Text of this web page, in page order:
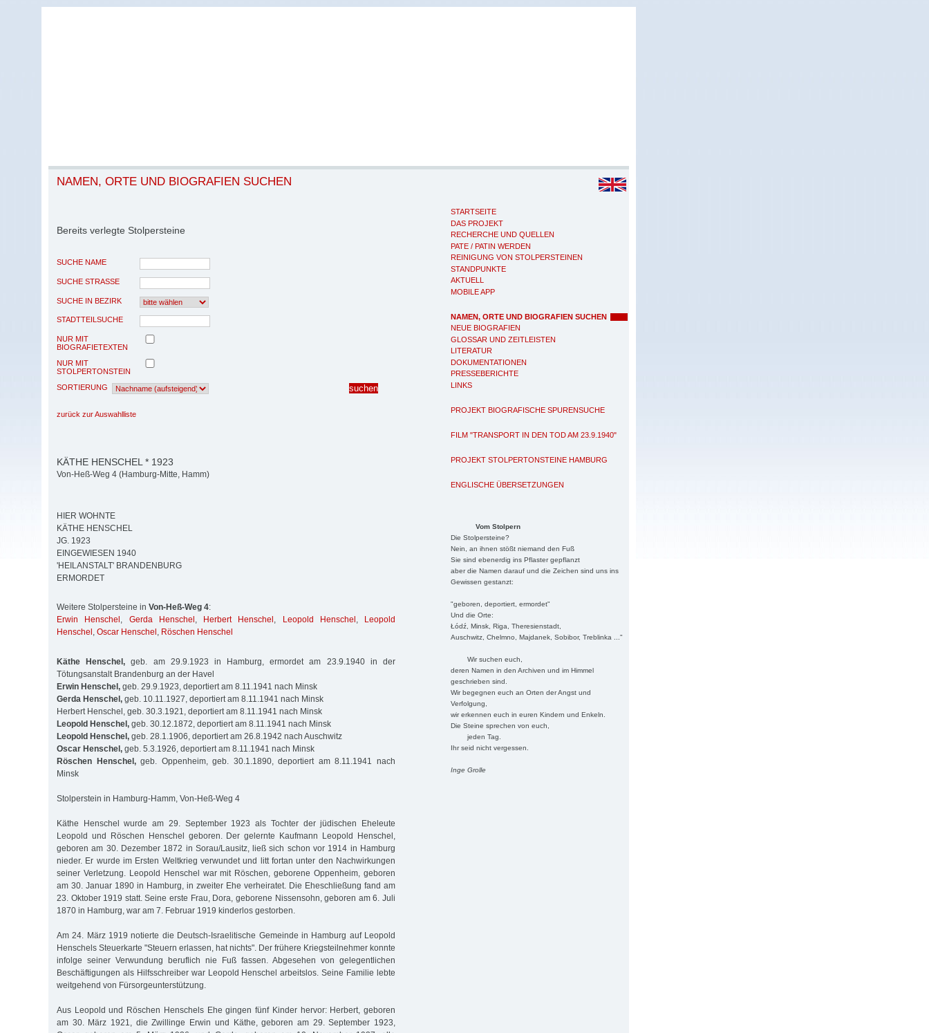
STARTSEITE
DAS PROJEKT
RECHERCHE UND QUELLEN
PATE / PATIN WERDEN
REINIGUNG VON STOLPERSTEINEN
STANDPUNKTE
AKTUELL
MOBILE APP
NAMEN, ORTE UND BIOGRAFIEN SUCHEN
NEUE BIOGRAFIEN
GLOSSAR UND ZEITLEISTEN
LITERATUR
DOKUMENTATIONEN
PRESSEBERICHTE
LINKS
PROJEKT BIOGRAFISCHE SPURENSUCHE
FILM "TRANSPORT IN DEN TOD AM 23.9.1940"
PROJEKT STOLPERTONSTEINE HAMBURG
ENGLISCHE ÜBERSETZUNGEN
Vom Stolpern
Die Stolpersteine?
Nein, an ihnen stößt niemand den Fuß
Sie sind ebenerdig ins Pflaster gepflanzt
aber die Namen darauf und die Zeichen sind uns ins
Gewissen gestanzt:
"geboren, deportiert, ermordet"
Und die Orte:
Łódź, Minsk, Riga, Theresienstadt,
Auschwitz, Chelmno, Majdanek, Sobibor, Treblinka ..."
Wir suchen euch,
deren Namen in den Archiven und im Himmel
geschrieben sind.
Wir begegnen euch an Orten der Angst und
Verfolgung,
wir erkennen euch in euren Kindern und Enkeln.
Die Steine sprechen von euch,
jeden Tag.
Ihr seid nicht vergessen.
Inge Grolle
NAMEN, ORTE UND BIOGRAFIEN SUCHEN
Bereits verlegte Stolpersteine
SUCHE NAME
SUCHE STRASSE
SUCHE IN BEZIRK
STADTTEILSUCHE
NUR MIT
BIOGRAFIETEXTEN
NUR MIT
STOLPERTONSTEIN
SORTIERUNG
zurück zur Auswahlliste
KÄTHE HENSCHEL * 1923
Von-Heß-Weg 4 (Hamburg-Mitte, Hamm)
HIER WOHNTE
KÄTHE HENSCHEL
JG. 1923
EINGEWIESEN 1940
'HEILANSTALT' BRANDENBURG
ERMORDET
Weitere Stolpersteine in Von-Heß-Weg 4:
Erwin Henschel , Gerda Henschel , Herbert Henschel , Leopold Henschel ,
Leopold
Henschel , Oscar Henschel , Röschen Henschel
Käthe Henschel, geb. am 29.9.1923 in Hamburg, ermordet am 23.9.1940 in der
Tötungsanstalt Brandenburg an der Havel
Erwin Henschel, geb. 29.9.1923, deportiert am 8.11.1941 nach Minsk
Gerda Henschel, geb. 10.11.1927, deportiert am 8.11.1941 nach Minsk
Herbert Henschel, geb. 30.3.1921, deportiert am 8.11.1941 nach Minsk
Leopold Henschel, geb. 30.12.1872, deportiert am 8.11.1941 nach Minsk
Leopold Henschel, geb. 28.1.1906, deportiert am 26.8.1942 nach Auschwitz
Oscar Henschel, geb. 5.3.1926, deportiert am 8.11.1941 nach Minsk
Röschen Henschel,geb. Oppenheim, geb. 30.1.1890, deportiert am 8.11.1941 nach
Minsk
Stolperstein in Hamburg-Hamm, Von-Heß-Weg 4
Käthe Henschel wurde am 29. September 1923 als Tochter der jüdischen Eheleute
Leopold und Röschen Henschel geboren. Der gelernte Kaufmann Leopold Henschel,
geboren am 30. Dezember 1872 in Sorau/Lausitz, ließ sich schon vor 1914 in Hamburg
nieder. Er wurde im Ersten Weltkrieg verwundet und litt fortan unter den Nachwirkungen
seiner Verletzung. Leopold Henschel war mit Röschen, geborene Oppenheim, geboren
am 30. Januar 1890 in Hamburg, in zweiter Ehe verheiratet. Die Eheschließung fand am
23. Oktober 1919 statt. Seine erste Frau, Dora, geborene Nissensohn, geboren am 6. Juli
1870 in Hamburg, war am 7. Februar 1919 kinderlos gestorben.
Am 24. März 1919 notierte die Deutsch-Israelitische Gemeinde in Hamburg auf Leopold
Henschels Steuerkarte "Steuern erlassen, hat nichts". Der frühere Kriegsteilnehmer konnte
infolge seiner Verwundung beruflich nie Fuß fassen. Abgesehen von gelegentlichen
Beschäftigungen als Hilfsschreiber war Leopold Henschel arbeitslos. Seine Familie lebte
weitgehend von Fürsorgeunterstützung.
Aus Leopold und Röschen Henschels Ehe gingen fünf Kinder hervor: Herbert, geboren
am 30. März 1921, die Zwillinge Erwin und Käthe, geboren am 29. September 1923,